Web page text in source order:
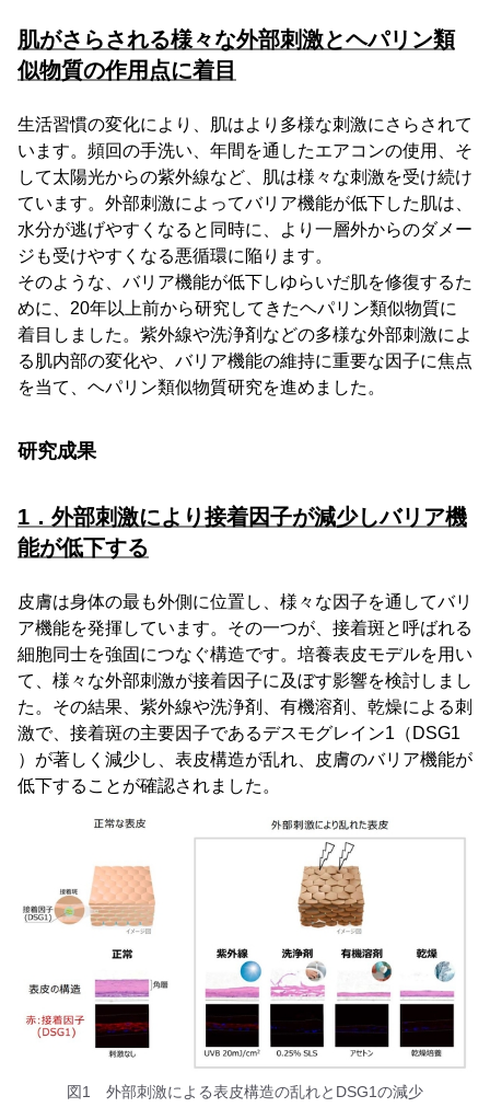
肌がさらされる様々な外部刺激とヘパリン類
似物質の作用点に着目
生活習慣の変化により、肌はより多様な刺激にさらされて
います。頻回の手洗い、年間を通したエアコンの使用、そ
して太陽光からの紫外線など、肌は様々な刺激を受け続け
ています。外部刺激によってバリア機能が低下した肌は、
水分が逃げやすくなると同時に、より一層外からのダメー
ジも受けやすくなる悪循環に陥ります。
そのような、バリア機能が低下しゆらいだ肌を修復するた
めに、20年以上前から研究してきたヘパリン類似物質に
着目しました。紫外線や洗浄剤などの多様な外部刺激によ
る肌内部の変化や、バリア機能の維持に重要な因子に焦点
を当て、ヘパリン類似物質研究を進めました。
研究成果
1．外部刺激により接着因子が減少しバリア機
能が低下する
皮膚は身体の最も外側に位置し、様々な因子を通してバリ
ア機能を発揮しています。その一つが、接着斑と呼ばれる
細胞同士を強固につなぐ構造です。培養表皮モデルを用い
て、様々な外部刺激が接着因子に及ぼす影響を検討しまし
た。その結果、紫外線や洗浄剤、有機溶剤、乾燥による刺
激で、接着斑の主要因子であるデスモグレイン1（DSG1
）が著しく減少し、表皮構造が乱れ、皮膚のバリア機能が
低下することが確認されました。
図1 外部刺激による表皮構造の乱れとDSG1の減少